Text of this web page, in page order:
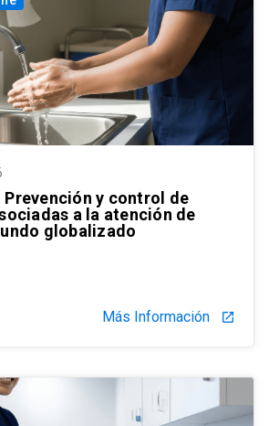
Prevención y control de
a la atención de
globalizado
Más Información launch